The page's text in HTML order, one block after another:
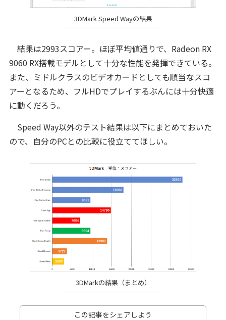
3DMark Speed Wayの結果
結果は2993スコアー。ほぼ平均値通りで、Radeon RX
9060 RX搭載モデルとして十分な性能を発揮できている。
また、ミドルクラスのビデオカードとしても順当なスコ
アーとなるため、フルHDでプレイするぶんには十分快適
に動くだろう。
Speed Way以外のテスト結果は以下にまとめておいた
ので、自分のPCとの比較に役立ててほしい。
3DMarkの結果（まとめ）
この記事をシェアしよう